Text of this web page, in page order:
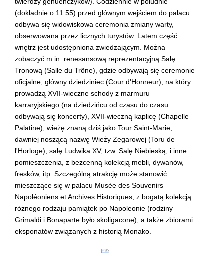
(dokładnie o 11:55) przed głównym wejściem do pałacu
odbywa się widowiskowa ceremonia zmiany warty,
obserwowana przez licznych turystów. Latem część
wnętrz jest udostępniona zwiedzającym. Można
zobaczyć m.in. renesansową reprezentacyjną Salę
Tronową (Salle du Trône), gdzie odbywają się ceremonie
oficjalne, główny dziedziniec (Cour d'Honneur), na który
prowadzą XVII-wieczne schody z marmuru
karraryjskiego (na dziedzińcu od czasu do czasu
odbywają się koncerty), XVII-wieczną kaplicę (Chapelle
Palatine), wieżę znaną dziś jako Tour Saint-Marie,
dawniej noszącą nazwę Wieży Zegarowej (Toru de
l'Horloge), salę Ludwika XV, tzw. Salę Niebieską, i inne
pomieszczenia, z bezcenną kolekcją mebli, dywanów,
fresków, itp. Szczególną atrakcję może stanowić
mieszczące się w pałacu Musée des Souvenirs
Napoléoniens et Archives Historiques, z bogatą kolekcją
różnego rodzaju pamiątek po Napoleonie (rodziny
Grimaldi i Bonaparte było skoligacone), a także zbiorami
eksponatów związanych z historią Monako.